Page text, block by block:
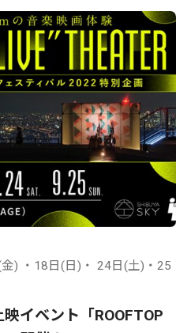
) ・18日(日)・ 24日(土)・25
イベント「ROOFTOP